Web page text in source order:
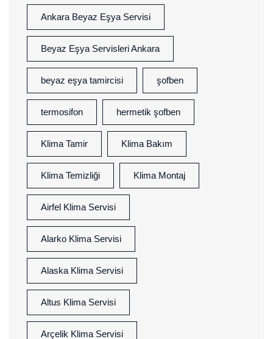
Ankara Beyaz Eşya Servisi
Beyaz Eşya Servisleri Ankara
beyaz eşya tamircisi şofben
termosifon hermetik şofben
Klima Tamir Klima Bakım
Klima Temizliği Klima Montaj
Airfel Klima Servisi
Alarko Klima Servisi
Alaska Klima Servisi
Altus Klima Servisi
Arçelik Klima Servisi